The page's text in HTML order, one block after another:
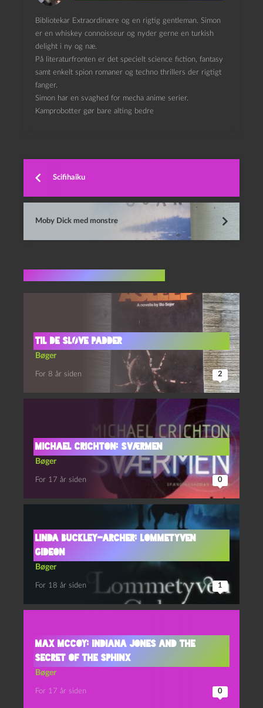
Bibliotekar Extraordinære og en rigtig gentleman. Simon
er en whiskey connoisseur og nyder gerne en turkish
delight i ny og næ.
På literaturfronten er det specielt science fiction, fantasy
samt enkelt spion romaner og techno thrillers der rigtigt
fanger.
Simon har en svaghed for mecha anime serier.
Kamprobotter gør bare alting bedre
Scifihaiku
Moby Dick med monstre
Til de sløve padder
Bøger
For 8 år siden 2
Michael Crichton: Sværmen
Bøger
For 17 år siden 0
Linda Buckley-Archer: Lommetyven
Gideon
Bøger
For 18 år siden 1
Max McCoy: Indiana Jones and the
Secret of the Sphinx
Bøger
For 17 år siden 0